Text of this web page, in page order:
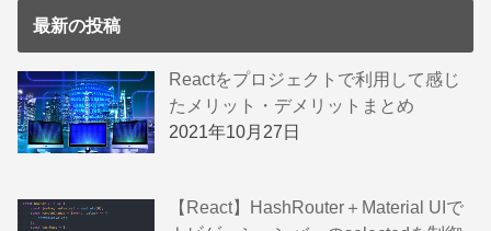
最新の投稿
Reactをプロジェクトで利用して感じ
たメリット・デメリットまとめ
2021年10月27日
【React】HashRouter＋Material UIで